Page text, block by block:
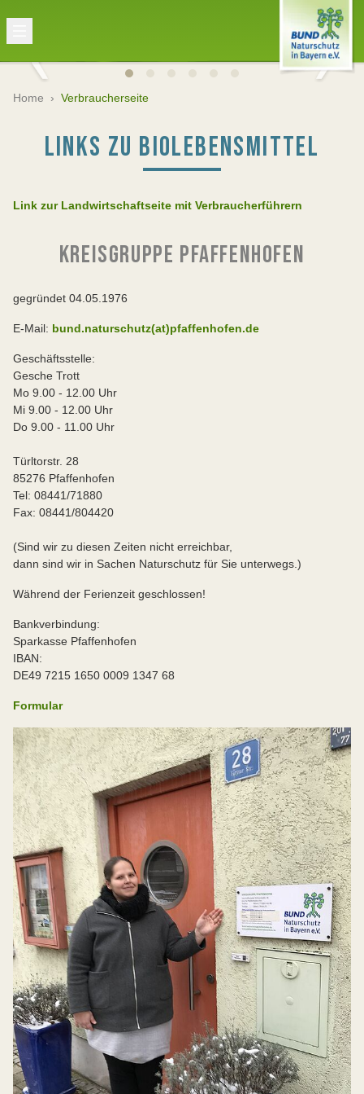
Home › Verbraucherseite
LINKS ZU BIOLEBENSMITTEL
Link zur Landwirtschaftseite mit Verbraucherführern
KREISGRUPPE PFAFFENHOFEN
gegründet 04.05.1976
E-Mail: bund.naturschutz(at)pfaffenhofen.de
Geschäftsstelle:
Gesche Trott
Mo 9.00 - 12.00 Uhr
Mi 9.00 - 12.00 Uhr
Do 9.00 - 11.00 Uhr
Türltorstr. 28
85276 Pfaffenhofen
Tel: 08441/71880
Fax: 08441/804420
(Sind wir zu diesen Zeiten nicht erreichbar,
dann sind wir in Sachen Naturschutz für Sie unterwegs.)
Während der Ferienzeit geschlossen!
Bankverbindung:
Sparkasse Pfaffenhofen
IBAN:
DE49 7215 1650 0009 1347 68
Formular